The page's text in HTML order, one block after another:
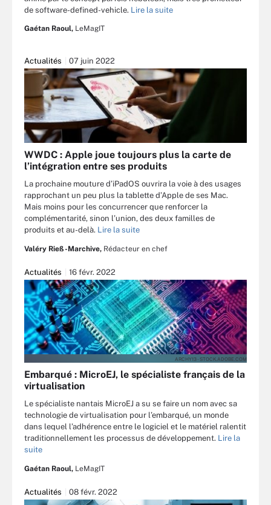
de software-defined-vehicle. Lire la suite
Gaétan Raoul, LeMagIT
Actualités 07 juin 2022
WWDC : Apple joue toujours plus la carte de
l’intégration entre ses produits
La prochaine mouture d’iPadOS ouvrira la voie à des usages
rapprochant un peu plus la tablette d’Apple de ses Mac.
Mais moins pour les concurrencer que renforcer la
complémentarité, sinon l’union, des deux familles de
produits et au-delà. Lire la suite
Valéry Rieß-Marchive, Rédacteur en chef
Actualités 16 févr. 2022
ARCHY13 - STOCK.ADOBE.COM
Embarqué : MicroEJ, le spécialiste français de la
virtualisation
Le spécialiste nantais MicroEJ a su se faire un nom avec sa
technologie de virtualisation pour l’embarqué, un monde
dans lequel l’adhérence entre le logiciel et le matériel ralentit
traditionnellement les processus de développement. Lire la
suite
Gaétan Raoul, LeMagIT
Actualités 08 févr. 2022